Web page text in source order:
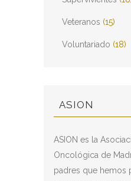
Veteranos (15)
Voluntariado (18)
ASION
ASION es la
Oncológica de
padres que hemos